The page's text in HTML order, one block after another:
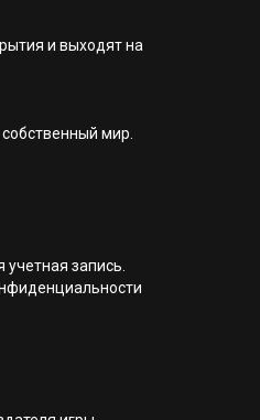
и выходят на
мир.
запись.